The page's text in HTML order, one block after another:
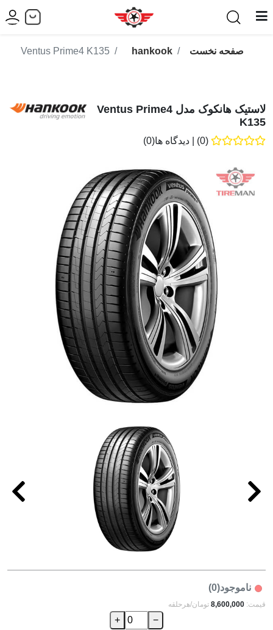
صفحه نخست hankook
Ventus Prime4 K135
لاستیک هانکوک مدل Ventus Prime4
K135
(0) دیدگاه ها(0)
ناموجود(0)
قیمت: 8,600,000 تومان/هرحلقه
−
+